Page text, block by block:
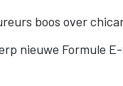
boos over
nieuwe Formule